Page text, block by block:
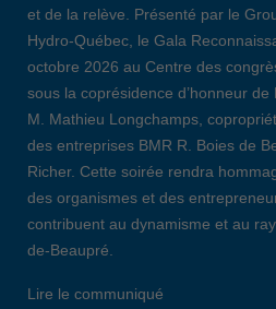
et de la relève. Présenté par le
Hydro-Québec, le Gala
octobre 2026 au Centre des
sous la coprésidence d’honneur
M. Mathieu Longchamps,
des entreprises BMR R. Boies de
Richer. Cette soirée rendra
des organismes et des
contribuent au dynamisme et au
de-Beaupré.
Lire le communiqué